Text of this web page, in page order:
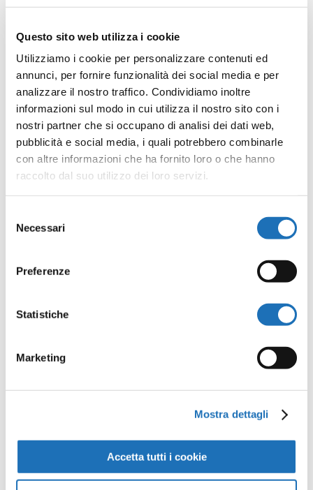
Questo sito web utilizza i cookie
Utilizziamo i cookie per personalizzare contenuti ed
annunci, per fornire funzionalità dei social media e per
analizzare il nostro traffico. Condividiamo inoltre
informazioni sul modo in cui utilizza il nostro sito con i
nostri partner che si occupano di analisi dei dati web,
pubblicità e social media, i quali potrebbero combinarle
con altre informazioni che ha fornito loro o che hanno
raccolto dal suo utilizzo dei loro servizi.
delNecessari
Preferenze
Statistiche
Marketing
Mostra dettagli
Accetta tutti i cookie
apertura dal lunedì al venerdì (no festivi) dalle 10 alle
13.
Il prossimo appuntamento con la stagione di
Cesenatico Classica è in calendario venerdì 17
febbraio, ore 21 con musiche di Caimmi e Bottesini
con Pino Ettorre (contrabbasso) e Pierluigi Ditella al
pianoforte.
Cesenatico, Adriabandiere, Sicograf; mediapartner
portodileonardo.com
Alessandro Mazza 349 7878165
Condividi
Facebook
TwitterEmailWhatsApp
LinkedInCondividi